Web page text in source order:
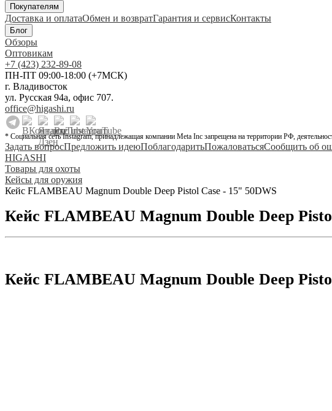
Покупателям
Доставка и оплатаОбмен и возвратГарантия и сервисКонтакты
Блог
Обзоры
Оптовикам
+7 (423) 232-89-08
ПН-ПТ 09:00-18:00 (+7МСК)
г. Владивосток
ул. Русская 94а, офис 707.
office@higashi.ru
* Социальная сеть Instagram, принадлежащая компании Meta Inc запрещена на территории РФ,
Задать вопросПредложить идеюПоблагодаритьПожаловатьсяСообщить об
HIGASHI
Товары для охоты
Кейсы для оружия
Кейс FLAMBEAU Magnum Double Deep Pistol Case - 15" 50DWS
Кейс FLAMBEAU Magnum Double Deep
Кейс FLAMBEAU Magnum Double Deep